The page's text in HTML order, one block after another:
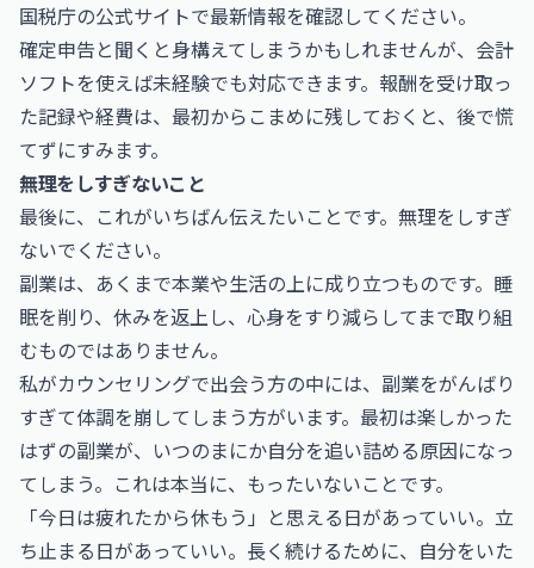
国税庁の公式サイトで最新情報を確認してください。
確定申告と聞くと身構えてしまうかもしれませんが、会計
ソフトを使えば未経験でも対応できます。報酬を受け取っ
た記録や経費は、最初からこまめに残しておくと、後で慌
てずにすみます。
無理をしすぎないこと
最後に、これがいちばん伝えたいことです。無理をしすぎ
ないでください。
副業は、あくまで本業や生活の上に成り立つものです。睡
眠を削り、休みを返上し、心身をすり減らしてまで取り組
むものではありません。
私がカウンセリングで出会う方の中には、副業をがんばり
すぎて体調を崩してしまう方がいます。最初は楽しかった
はずの副業が、いつのまにか自分を追い詰める原因になっ
てしまう。これは本当に、もったいないことです。
「今日は疲れたから休もう」と思える日があっていい。立
ち止まる日があっていい。長く続けるために、自分をいた